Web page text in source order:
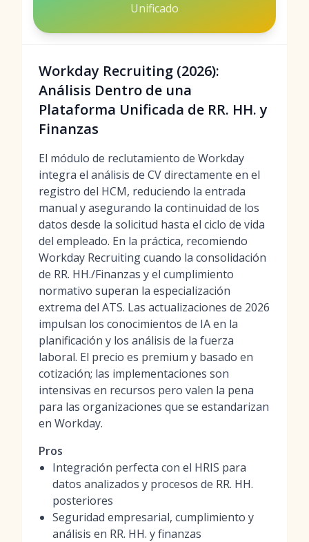
Unificado
Workday Recruiting (2026):
Análisis Dentro de una
Plataforma Unificada de RR. HH. y
Finanzas
El módulo de reclutamiento de Workday
integra el análisis de CV directamente en el
registro del HCM, reduciendo la entrada
manual y asegurando la continuidad de los
datos desde la solicitud hasta el ciclo de vida
del empleado. En la práctica, recomiendo
Workday Recruiting cuando la consolidación
de RR. HH./Finanzas y el cumplimiento
normativo superan la especialización
extrema del ATS. Las actualizaciones de 2026
impulsan los conocimientos de IA en la
planificación y los análisis de la fuerza
laboral. El precio es premium y basado en
cotización; las implementaciones son
intensivas en recursos pero valen la pena
para las organizaciones que se estandarizan
en Workday.
Pros
Integración perfecta con el HRIS para
datos analizados y procesos de RR. HH.
posteriores
Seguridad empresarial, cumplimiento y
análisis en RR. HH. y finanzas